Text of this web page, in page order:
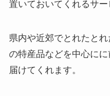
置いておいてくれるサー
県内や近郊でとれたと
の特産品などを中心に
届けてくれます。